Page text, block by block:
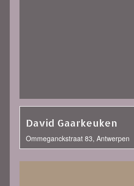
David Gaarkeuken
Ommeganckstraat 83, Antwerpen